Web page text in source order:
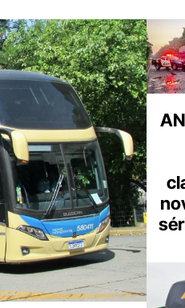
Digite
aqui
o
seu
e-
mail